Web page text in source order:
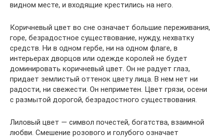
видном месте, и входящие крестились на него.
Коричневый цвет во сне означает большие переживания,
горе, безрадостное существование, нужду, нехватку
средств. Ни в одном гербе, ни на одном флаге, в
интерьерах дворцов или одежде королей не будет
доминировать коричневый цвет. Он не радует глаз,
придает землистый оттенок цвету лица. В нем нет ни
радости, ни свежести. Он неприметен. Цвет грязи, осени
с размытой дорогой, безрадостного существования.
Лиловый цвет — символ почестей, богатства, взаимной
любви. Смешение розового и голубого означает